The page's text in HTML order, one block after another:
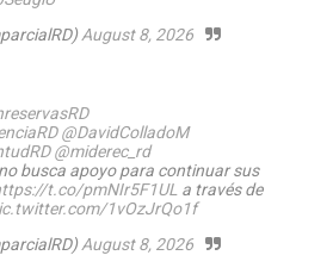
August 8, 2026
@DavidColladoM
@miderec_rd
busca apoyo para continuar sus
t.co/pmNIr5F1UL a través de
1vOzJrQo1f
August 8, 2026